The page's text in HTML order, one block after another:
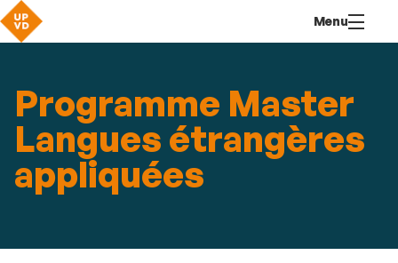
contenu
Menu
Programme Master
Langues étrangères
appliquées